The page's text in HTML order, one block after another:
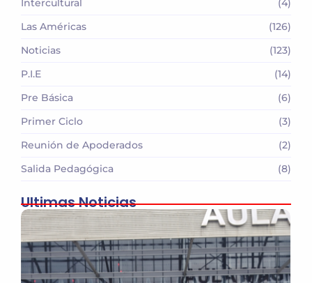
Intercultural
(4)
Las Américas
(126)
Noticias
(123)
P.I.E
(14)
Pre Básica
(6)
Primer Ciclo
(3)
Reunión de Apoderados
(2)
Salida Pedagógica
(8)
Ultimas Noticias